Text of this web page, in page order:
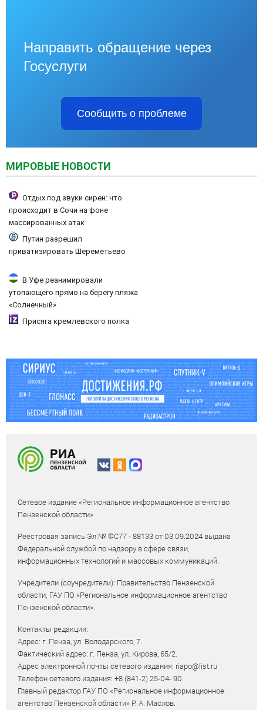
Направить обращение через
Госуслуги
Сообщить о проблеме
МИРОВЫЕ НОВОСТИ
Отдых под звуки сирен: что
происходит в Сочи на фоне
массированных атак
беспилотников
Путин разрешил
приватизировать Шереметьево
В Уфе реанимировали
утопающего прямо на берегу пляжа
«Солнечный»
Присяга кремлевского полка
Сетевое издание «Региональное информационное агентство
Пензенской области»
Реестровая запись Эл № ФС77 - 88133 от 03.09.2024 выдана
Федеральной службой по надзору в сфере связи,
информационных технологий и массовых коммуникаций.
Учредители (соучредители): Правительство Пензенской
области; ГАУ ПО «Региональное информационное агентство
Пензенской области».
Контакты редакции:
Адрес: г. Пенза, ул. Володарского, 7.
Фактический адрес: г. Пенза, ул. Кирова, 65/2.
Адрес электронной почты сетевого издания: riapo@list.ru
Телефон сетевого издания: +8 (841-2) 25-04- 90.
Главный редактор ГАУ ПО «Региональное информационное
агентство Пензенской области» Р. А. Маслов.